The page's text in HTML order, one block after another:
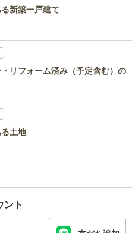
新築一戸建て
リフォーム済み（予定含む）の
土地
ト